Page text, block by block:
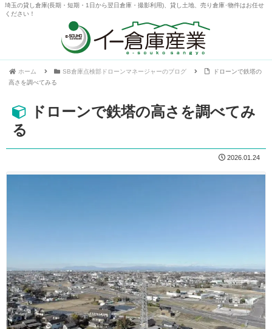
埼玉の貸し倉庫(長期・短期・1日から翌日倉庫・撮影利用)、貸し土地、売り倉庫･物件はお任せ
ください！
ホーム SB倉庫点検部ドローンマネージャーのブログ
ドローンで鉄塔の
高さを調べてみる
ドローンで鉄塔の高さを調べてみ
る
2026.01.24